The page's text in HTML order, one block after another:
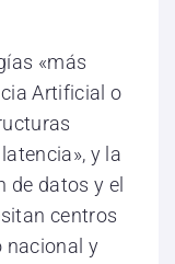
«más
Artificial o
y la
de datos y el
centros
nacional y